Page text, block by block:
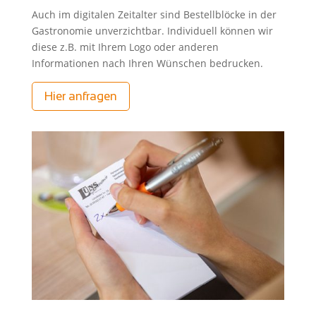
Auch im digitalen Zeitalter sind Bestellblöcke in der
Gastronomie unverzichtbar. Individuell können wir
diese z.B. mit Ihrem Logo oder anderen
Informationen nach Ihren Wünschen bedrucken.
Hier anfragen